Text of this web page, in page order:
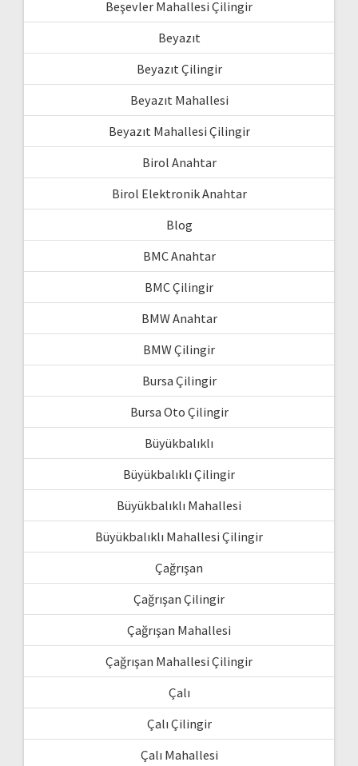
Beşevler Mahallesi Çilingir
Beyazıt
Beyazıt Çilingir
Beyazıt Mahallesi
Beyazıt Mahallesi Çilingir
Birol Anahtar
Birol Elektronik Anahtar
Blog
BMC Anahtar
BMC Çilingir
BMW Anahtar
BMW Çilingir
Bursa Çilingir
Bursa Oto Çilingir
Büyükbalıklı
Büyükbalıklı Çilingir
Büyükbalıklı Mahallesi
Büyükbalıklı Mahallesi Çilingir
Çağrışan
Çağrışan Çilingir
Çağrışan Mahallesi
Çağrışan Mahallesi Çilingir
Çalı
Çalı Çilingir
Çalı Mahallesi